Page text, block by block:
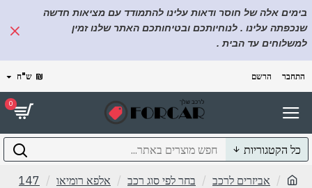
בימים אלה של חוסר ודאות עלינו להתמודד עם מציאות חדשה
שנכפתה עלינו . לנוחיותכם ובטיחותכם האתר שלנו זמין
למשלוחים עד הבית .
התחבר הרשם ₪ ש"ח
0
כל הקטגוריות
אביזרים לרכב בחר לפי סוג רכב אלפא רומיאו
147